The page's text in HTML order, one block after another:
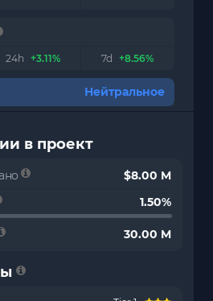
24h +3.11% 7d +8.56%
Нейтральное
в проект
$8.00 M
1.50%
30.00 M